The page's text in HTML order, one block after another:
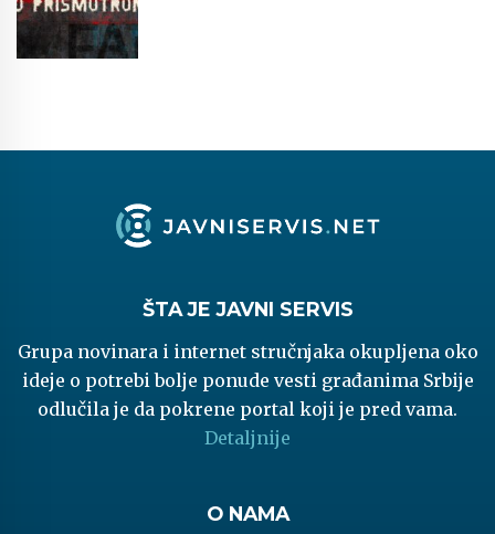
ŠTA JE JAVNI SERVIS
Grupa novinara i internet stručnjaka okupljena oko
ideje o potrebi bolje ponude vesti građanima Srbije
odlučila je da pokrene portal koji je pred vama.
Detaljnije
O NAMA